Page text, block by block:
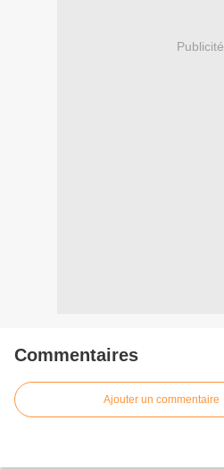
Publicité
Commentaires
Ajouter un commentaire